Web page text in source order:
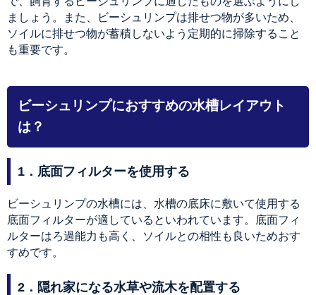
ましょう。また、ビーシュリンプは排せつ物が多いため、
ソイルに排せつ物が蓄積しないよう定期的に掃除すること
も重要です。
ビーシュリンプにおすすめの水槽レイアウト
は？
1．底面フィルターを使用する
ビーシュリンプの水槽には、水槽の底床に敷いて使用する
底面フィルターが適しているといわれています。底面フィ
ルターはろ過能力も高く、ソイルとの相性も良いためおす
すめです。
2．隠れ家になる水草や流木を配置する